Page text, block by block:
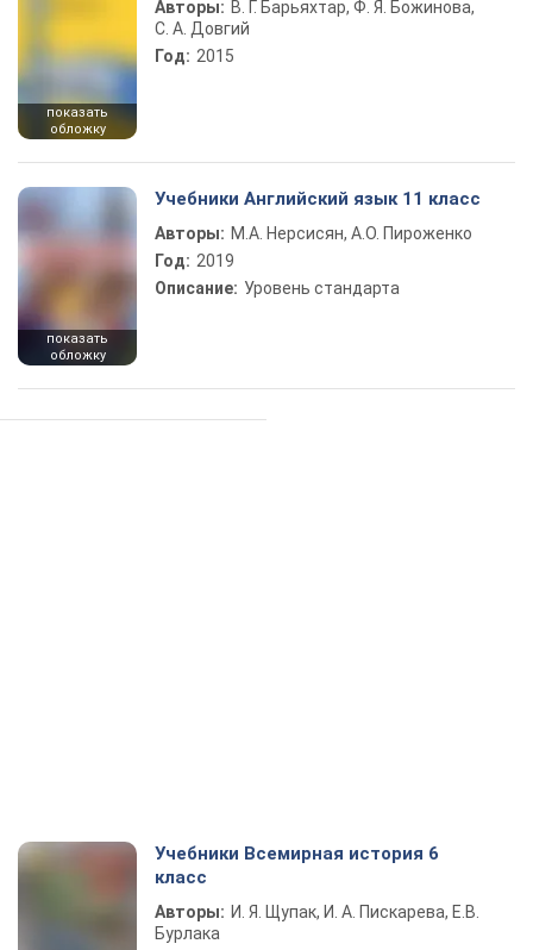
показать
обложку
Авторы: В. Г. Барьяхтар, Ф. Я. Божинова,
С. А. Довгий
Год: 2015
показать
обложку
Учебники Английский язык 11 класс
Авторы: М.А. Нерсисян, А.О. Пироженко
Год: 2019
Описание: Уровень стандарта
Учебники Всемирная история 6
класс
Авторы: И. Я. Щупак, И. А. Пискарева, Е.В.
Бурлака